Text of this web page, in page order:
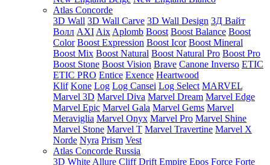
Atlas Concorde
3D Wall 3D Wall Carve 3D Wall Design 3Д Вайт
Волл AXI Aix Aplomb Boost Boost Balance Boost
Color Boost Expression Boost Icor Boost Mineral
Boost Mix Boost Natural Boost Natural Pro Boost Pro
Boost Stone Boost Vision Brave Canone Inverso ETIC
ETIC PRO Entice Exence Heartwood
Klif Kone Log Log Cansei Log Select MARVEL
Marvel 3D Marvel Diva Marvel Dream Marvel Edge
Marvel Epic Marvel Gala Marvel Gems Marvel
Meraviglia Marvel Onyx Marvel Pro Marvel Shine
Marvel Stone Marvel T Marvel Travertine Marvel X
Norde Nyra Prism Vest
Atlas Concorde Russia
3D White Allure Cliff Drift Empire Epos Force Forte